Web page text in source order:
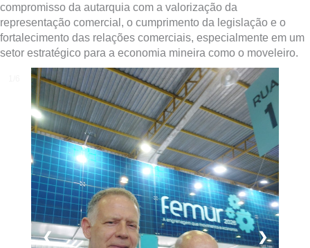
compromisso da autarquia com a valorização da
representação comercial, o cumprimento da legislação e o
fortalecimento das relações comerciais, especialmente em um
setor estratégico para a economia mineira como o moveleiro.
❮ ❯